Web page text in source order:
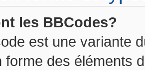
les BBCodes?
est une variante
forme des éléments